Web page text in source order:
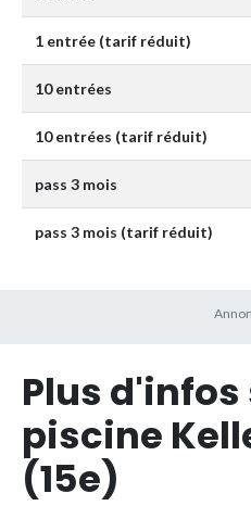
1 entrée (tarif réduit)
10 entrées
10 entrées (tarif réduit)
pass 3 mois
pass 3 mois (tarif réduit)
Plus d'infos
piscine
(15e)